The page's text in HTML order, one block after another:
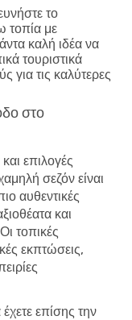
το
τοπία με
καλή ιδέα να
τουριστικά
για τις καλύτερες
στο
επιλογές
σεζόν είναι
αυθεντικές
και
τοπικές
εκπτώσεις,
επίσης την